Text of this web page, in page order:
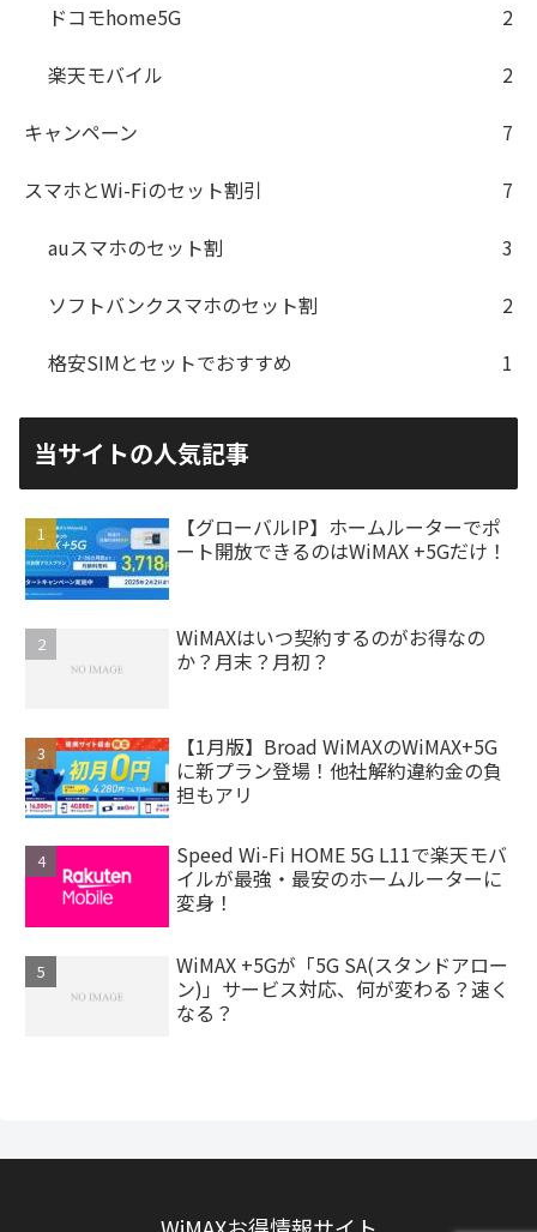
ドコモhome5G
2
楽天モバイル
2
キャンペーン
7
スマホとWi-Fiのセット割引
7
auスマホのセット割
3
ソフトバンクスマホのセット割
2
格安SIMとセットでおすすめ
1
当サイトの人気記事
【グローバルIP】ホームルーターでポ
ート開放できるのはWiMAX +5Gだけ！
WiMAXはいつ契約するのがお得なの
か？月末？月初？
【1月版】Broad WiMAXのWiMAX+5G
に新プラン登場！他社解約違約金の負
担もアリ
Speed Wi-Fi HOME 5G L11で楽天モバ
イルが最強・最安のホームルーターに
変身！
WiMAX +5Gが「5G SA(スタンドアロー
ン)」サービス対応、何が変わる？速く
なる？